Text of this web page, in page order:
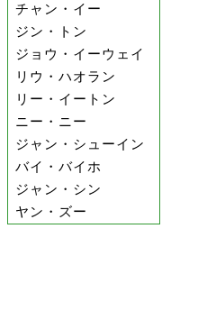
チャン・イー
ジン・トン
ジョウ・イーウェイ
リウ・ハオラン
リー・イートン
ニー・ニー
ジャン・シューイン
バイ・バイホ
ジャン・シン
ヤン・ズー